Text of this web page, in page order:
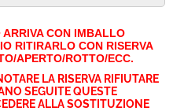
CON IMBALLO
RITIRARLO CON RISERVA
APERTO/ROTTO/ECC.
LA RISERVA RIFIUTARE
SEGUITE QUESTE
ALLA SOSTITUZIONE